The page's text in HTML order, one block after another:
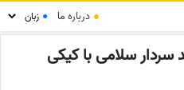
● درباره ما ●
سلامی با کیکی